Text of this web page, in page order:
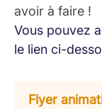
avoir à faire !
Vous pouvez
le lien ci-
Flyer